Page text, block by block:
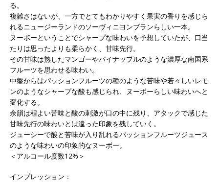
る。
複雑さはないが、一方でとてもわかりやすく果実の香りを感じら
れるニュージーランドのソーヴィニヨンブランらしい一本。
ヌーボーということでシャープな味わいを予想していたが、口当
たりは思ったよりも柔らかく、甘味先行。
その甘味は熟したマンゴーやパイナップルのような濃厚な南国系
フルーツを思わせる味わい。
中盤からはパッションフルーツの種のような苦味や若々しいレモ
ンのようなシャープな酸も感じられ、ヌーボーらしい味わいへと
変化する。
余韻は程よい苦味と酸の刺激が口の中に残り、アタックで感じた
甘味先行の味わいとは違った印象を残していく。
ジューシーで酸と苦味が入り乱れるパッションフルーツジュース
のような味わいの印象的なヌーボー。
＜アルコール度数12%＞
インプレッション：